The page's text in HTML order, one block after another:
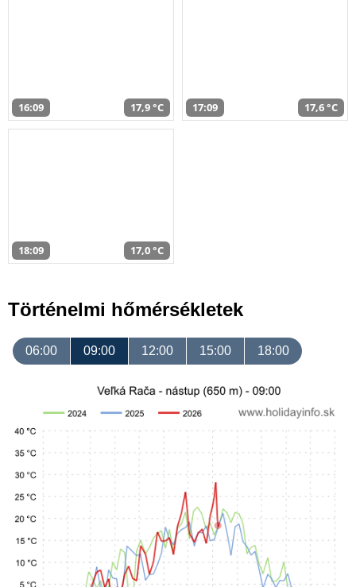
16:09 17,9 °C 17:09 17,6 °C
18:09 17,0 °C
Történelmi hőmérsékletek
06:00 09:00 12:00 15:00 18:00